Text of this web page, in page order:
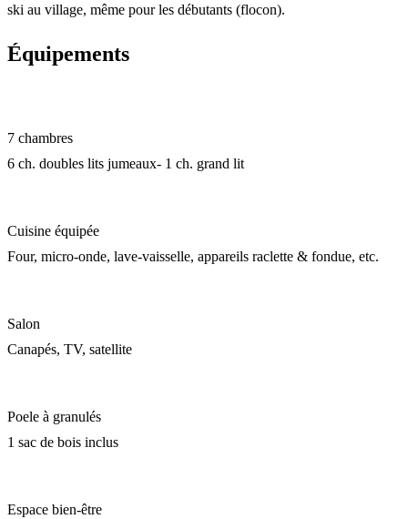
ski au village, même pour les débutants (flocon).
Équipements
7 chambres
6 ch. doubles lits jumeaux- 1 ch. grand lit
Cuisine équipée
Four, micro-onde, lave-vaisselle, appareils raclette & fondue, etc.
Salon
Canapés, TV, satellite
Poele à granulés
1 sac de bois inclus
Espace bien-être